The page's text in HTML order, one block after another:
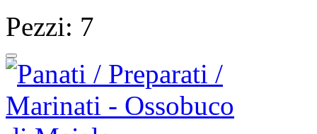
Pezzi: 7